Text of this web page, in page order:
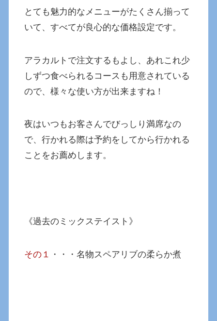
とても魅力的なメニューがたくさん揃って
いて、すべてが良心的な価格設定です。
アラカルトで注文するもよし、あれこれ少
しずつ食べられるコースも用意されている
ので、様々な使い方が出来ますね！
夜はいつもお客さんでびっしり満席なの
で、行かれる際は予約をしてから行かれる
ことをお薦めします。
《過去のミックステイスト》
その１ ・・・名物スペアリブの柔らか煮